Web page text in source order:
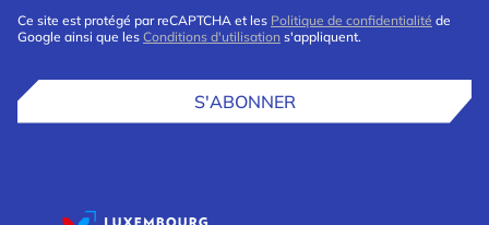
Ce site est protégé par reCAPTCHA et les Politique de confidentialité de
Google ainsi que les Conditions d'utilisation s'appliquent.
S'ABONNER